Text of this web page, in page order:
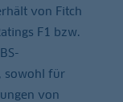
von Fitch
F1 bzw.
sowohl für
von